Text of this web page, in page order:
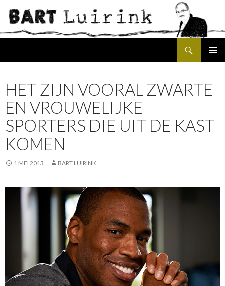
HET ZIJN VOORAL ZWARTE
EN VROUWELIJKE
SPORTERS DIE UIT DE KAST
KOMEN
1 MEI 2013 BART LUIRINK